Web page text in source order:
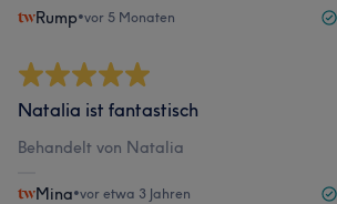
Rump•vor 5 Monaten
Natalia ist fantastisch
Behandelt von Natalia
Mina•vor etwa 3 Jahren